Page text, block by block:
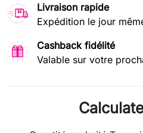
Livraison rapide
Expédition le jour
Cashback fidélité
Valable sur votre